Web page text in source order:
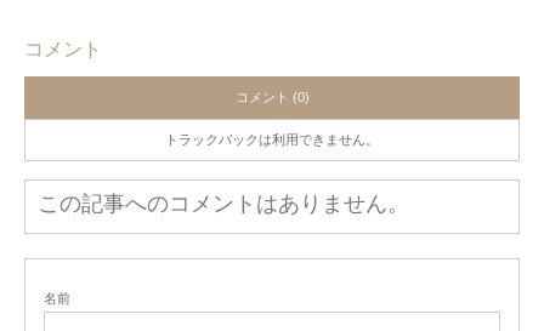
コメント
コメント (0)
トラックバックは利用できません。
この記事へのコメントはありません。
名前